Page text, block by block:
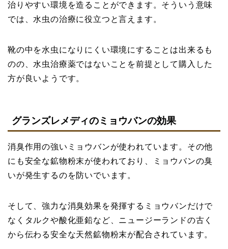
治りやすい環境を造ることができます。そういう意味
では、水虫の治療に役立つと言えます。
靴の中を水虫になりにくい環境にすることは出来るも
のの、水虫治療薬ではないことを前提として購入した
方が良いようです。
グランズレメディのミョウバンの効果
消臭作用の強いミョウバンが使われています。その他
にも安全な鉱物粉末が使われており、ミョウバンの臭
いが発生するのを防いでいます。
そして、強力な消臭効果を発揮するミョウバンだけで
なくタルクや酸化亜鉛など、ニュージーランドの古く
から伝わる安全な天然鉱物粉末が配合されています。